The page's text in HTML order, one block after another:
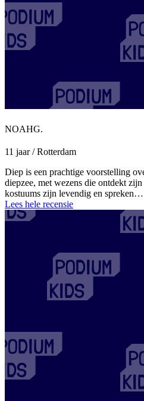
NOAHG.
11 jaar / Rotterdam
Diep is een prachtige voorstelling
diepzee, met wezens die ontdekt
kostuums zijn levendig en spreken…
Lees hele recensie